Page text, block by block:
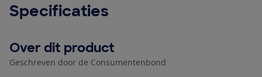
Specificaties
Over dit product
Geschreven door de Consumentenbond